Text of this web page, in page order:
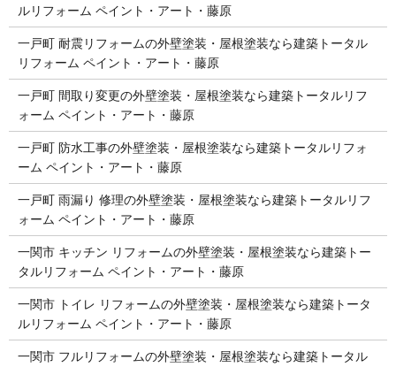
ルリフォーム ペイント・アート・藤原
一戸町 耐震リフォームの外壁塗装・屋根塗装なら建築トータル
リフォーム ペイント・アート・藤原
一戸町 間取り変更の外壁塗装・屋根塗装なら建築トータルリフ
ォーム ペイント・アート・藤原
一戸町 防水工事の外壁塗装・屋根塗装なら建築トータルリフォ
ーム ペイント・アート・藤原
一戸町 雨漏り 修理の外壁塗装・屋根塗装なら建築トータルリフ
ォーム ペイント・アート・藤原
一関市 キッチン リフォームの外壁塗装・屋根塗装なら建築トー
タルリフォーム ペイント・アート・藤原
一関市 トイレ リフォームの外壁塗装・屋根塗装なら建築トータ
ルリフォーム ペイント・アート・藤原
一関市 フルリフォームの外壁塗装・屋根塗装なら建築トータル